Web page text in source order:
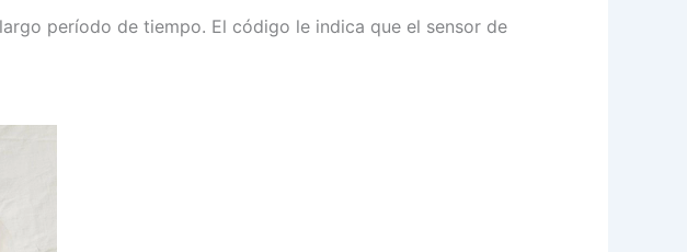
período de tiempo. El código le indica que el sensor de